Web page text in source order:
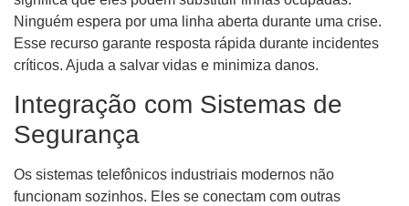
Ninguém espera por uma linha aberta durante uma crise.
Esse recurso garante resposta rápida durante incidentes
críticos. Ajuda a salvar vidas e minimiza danos.
Integração com Sistemas de
Segurança
Os sistemas telefônicos industriais modernos não
funcionam sozinhos. Eles se conectam com outras